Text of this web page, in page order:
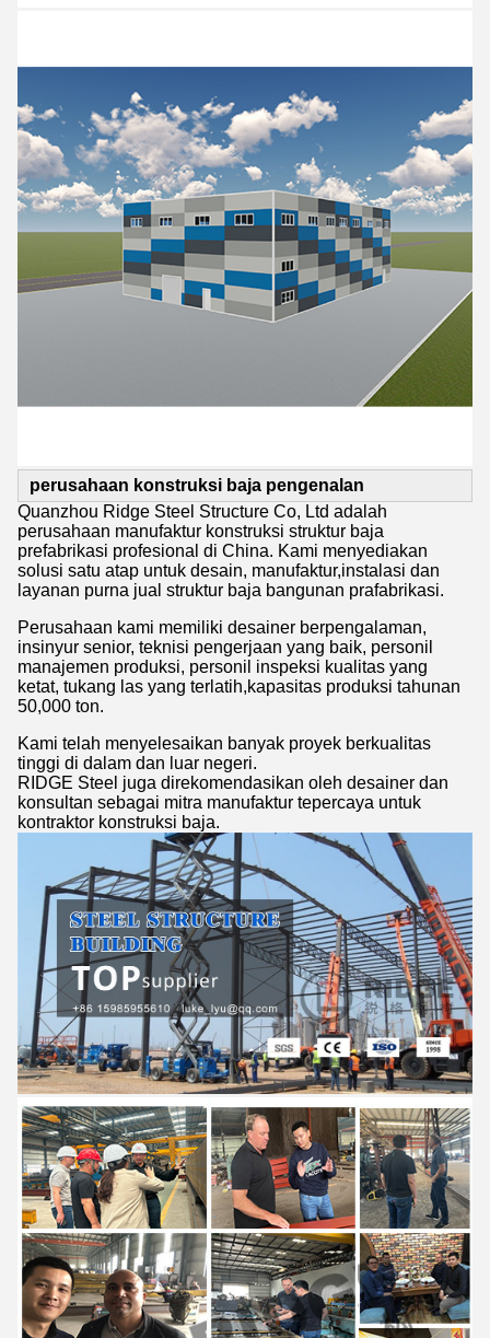
perusahaan konstruksi baja pengenalan
Quanzhou Ridge Steel Structure Co, Ltd adalah
perusahaan manufaktur konstruksi struktur baja
prefabrikasi profesional di China. Kami menyediakan
solusi satu atap untuk desain, manufaktur,instalasi dan
layanan purna jual struktur baja bangunan prafabrikasi.
Perusahaan kami memiliki desainer berpengalaman,
insinyur senior, teknisi pengerjaan yang baik, personil
manajemen produksi, personil inspeksi kualitas yang
ketat, tukang las yang terlatih,kapasitas produksi tahunan
50,000 ton.
Kami telah menyelesaikan banyak proyek berkualitas
tinggi di dalam dan luar negeri.
RIDGE Steel juga direkomendasikan oleh desainer dan
konsultan sebagai mitra manufaktur tepercaya untuk
kontraktor konstruksi baja.